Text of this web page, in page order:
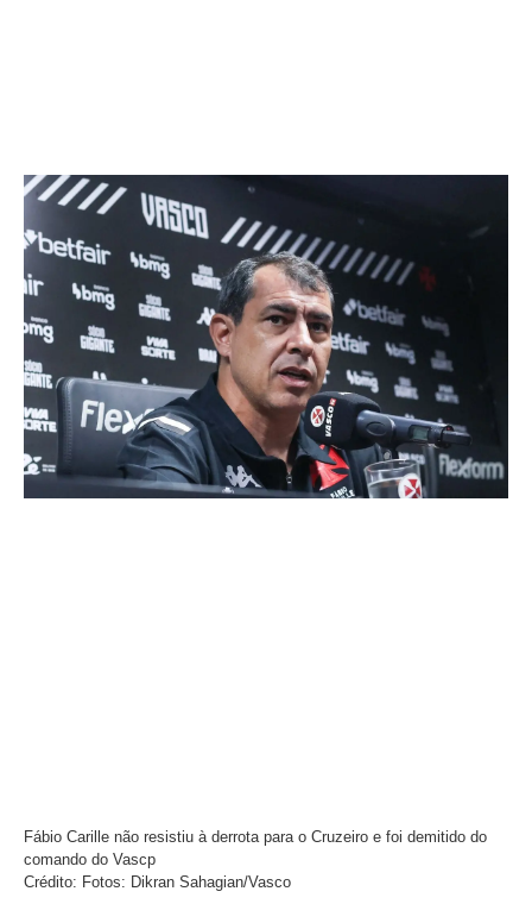
Fábio Carille não resistiu à derrota para o Cruzeiro e foi demitido do
comando do Vascp
Crédito: Fotos: Dikran Sahagian/Vasco